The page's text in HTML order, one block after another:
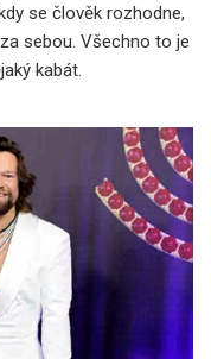
se člověk rozhodne,
sebou. Všechno to je
kabát.